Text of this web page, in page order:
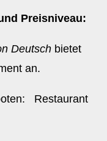
Preisniveau:
Deutsch bietet
an.
Restaurant